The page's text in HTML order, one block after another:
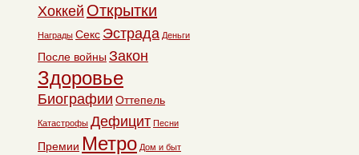
Хоккей Открытки
Награды Секс Эстрада Деньги
После войны Закон
Здоровье
Биографии Оттепель
Катастрофы Дефицит Песни
Премии Метро Дом и быт